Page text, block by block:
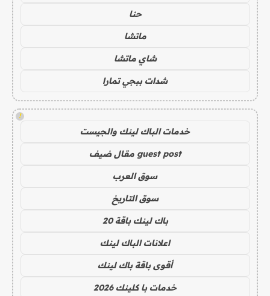
حنا
ماتشا
شاي ماتشا
شدات ببجي تمارا
!
خدمات الباك لينك والجيست
guest post مقال ضيف
سوق العرب
سوق التاريخ
باك لينك باقة 20
اعلانات الباك لينك
أقوى باقة باك لينك
خدمات با كلينك 2026